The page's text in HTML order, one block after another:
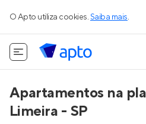
O Apto utiliza cookies. Saiba mais.
Apartamentos na
Limeira - SP